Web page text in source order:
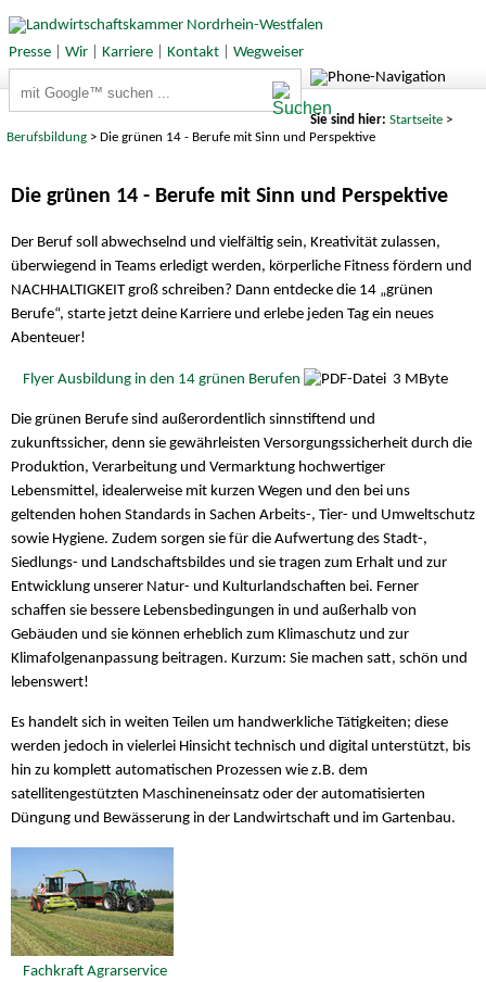
Presse| Wir| Karriere| Kontakt| Wegweiser
Sie sind hier: Startseite>
Berufsbildung > Die grünen 14 - Berufe mit Sinn und Perspektive
Die grünen 14 - Berufe mit Sinn und Perspektive
Der Beruf soll abwechselnd und vielfältig sein, Kreativität zulassen,
überwiegend in Teams erledigt werden, körperliche Fitness fördern und
NACHHALTIGKEIT groß schreiben? Dann entdecke die 14 „grünen
Berufe“, starte jetzt deine Karriere und erlebe jeden Tag ein neues
Abenteuer!
Flyer Ausbildung in den 14 grünen Berufen 3 MByte
Die grünen Berufe sind außerordentlich sinnstiftend und
zukunftssicher, denn sie gewährleisten Versorgungssicherheit durch die
Produktion, Verarbeitung und Vermarktung hochwertiger
Lebensmittel, idealerweise mit kurzen Wegen und den bei uns
geltenden hohen Standards in Sachen Arbeits-, Tier- und Umweltschutz
sowie Hygiene. Zudem sorgen sie für die Aufwertung des Stadt-,
Siedlungs- und Landschaftsbildes und sie tragen zum Erhalt und zur
Entwicklung unserer Natur- und Kulturlandschaften bei. Ferner
schaffen sie bessere Lebensbedingungen in und außerhalb von
Gebäuden und sie können erheblich zum Klimaschutz und zur
Klimafolgenanpassung beitragen. Kurzum: Sie machen satt, schön und
lebenswert!
Es handelt sich in weiten Teilen um handwerkliche Tätigkeiten; diese
werden jedoch in vielerlei Hinsicht technisch und digital unterstützt, bis
hin zu komplett automatischen Prozessen wie z.B. dem
satellitengestützten Maschineneinsatz oder der automatisierten
Düngung und Bewässerung in der Landwirtschaft und im Gartenbau.
Fachkraft Agrarservice